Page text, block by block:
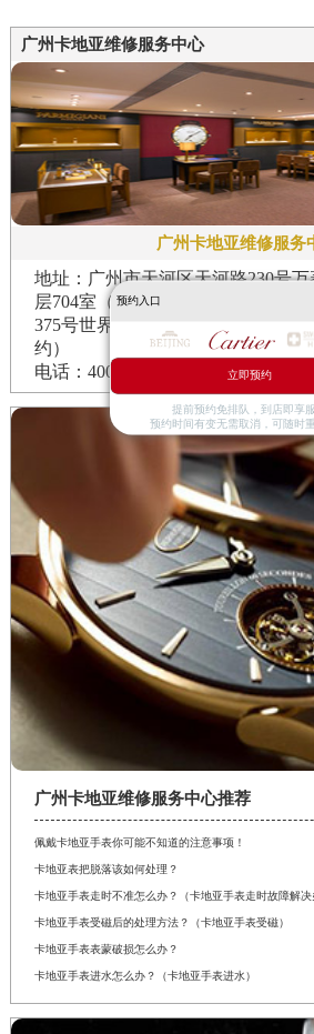
广州卡地亚维修服务中心
广州卡地亚维修服务
地址：广州市天河区天河路230号
层704室（需提前预约） | 广州市越
375号世界贸易中心大厦南塔15层
约）
电话：400-992-3692
广州卡地亚维修服务中心推荐
佩戴卡地亚手表你可能不知道的注意事项！
卡地亚表把脱落该如何处理？
卡地亚手表走时不准怎么办？（卡地亚手表走时故障解决
卡地亚手表受磁后的处理方法？（卡地亚手表受磁）
卡地亚手表表蒙破损怎么办？
卡地亚手表进水怎么办？（卡地亚手表进水）
预约入口
立即预约
提前预约免排队，到店即享
预约时间有变无需取消，可随时